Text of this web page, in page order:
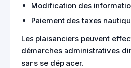
Modification des
Paiement des taxes
Les plaisanciers peuvent
démarches administratives
sans se déplacer.